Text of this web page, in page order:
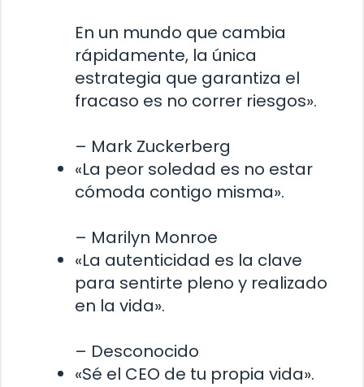
En un mundo que cambia
rápidamente, la única
estrategia que garantiza el
fracaso es no correr riesgos».
– Mark Zuckerberg
«La peor soledad es no estar
cómoda contigo misma».
– Marilyn Monroe
«La autenticidad es la clave
para sentirte pleno y realizado
en la vida».
– Desconocido
«Sé el CEO de tu propia vida».